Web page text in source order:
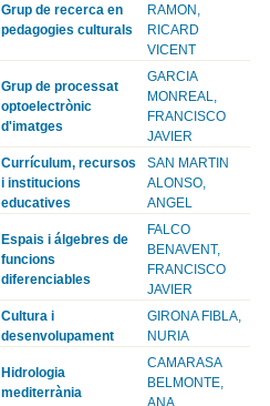
Grup de recerca en
pedagogies culturals
RAMON,
RICARD
VICENT
Grup de processat
optoelectrònic
d'imatges
GARCIA
MONREAL,
FRANCISCO
JAVIER
Currículum, recursos
i institucions
educatives
SAN MARTIN
ALONSO,
ANGEL
Espais i álgebres de
funcions
diferenciables
FALCO
BENAVENT,
FRANCISCO
JAVIER
Cultura i
desenvolupament
GIRONA FIBLA,
NURIA
Hidrologia
mediterrània
CAMARASA
BELMONTE,
ANA